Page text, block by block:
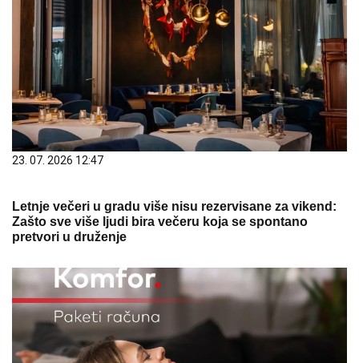
23. 07. 2026 12:47
Letnje večeri u gradu više nisu rezervisane za vikend:
Zašto sve više ljudi bira večeru koja se spontano
pretvori u druženje
09. 07. 2026 09:20
Komfor po meri klijenata: nova linija paketa ALTA
banke